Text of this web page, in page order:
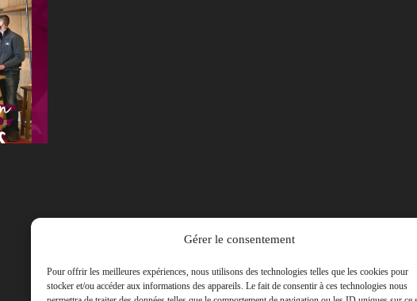
Gérer le consentement
Pour offrir les meilleures expériences, nous utilisons des technologies telles que les cookies pour
stocker et/ou accéder aux informations des appareils. Le fait de consentir à ces technologies nous